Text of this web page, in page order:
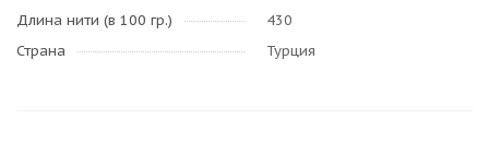
Длина нити (в 100 гр.)
430
Страна
Турция